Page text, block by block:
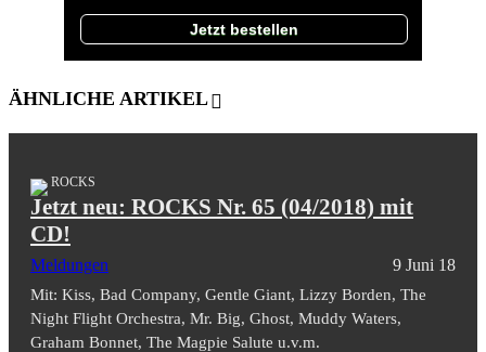
Jetzt bestellen
ÄHNLICHE ARTIKEL
ROCKS
Jetzt neu: ROCKS Nr. 65 (04/2018) mit
CD!
Meldungen 9 Juni 18
Mit: Kiss, Bad Company, Gentle Giant, Lizzy Borden, The
Night Flight Orchestra, Mr. Big, Ghost, Muddy Waters,
Graham Bonnet, The Magpie Salute u.v.m.